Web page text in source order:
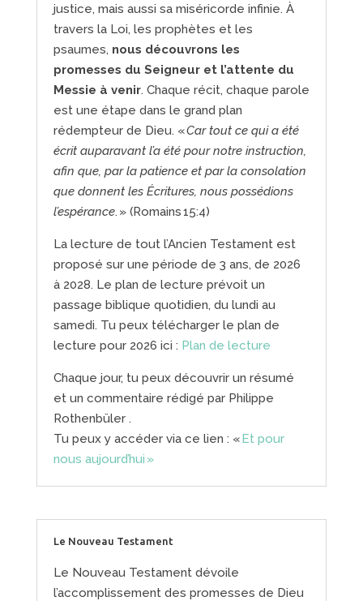
justice, mais aussi sa miséricorde infinie. À
travers la Loi, les prophètes et les
psaumes, nous découvrons les
promesses du Seigneur et l’attente du
Messie à venir. Chaque récit, chaque parole
est une étape dans le grand plan
rédempteur de Dieu. «Car tout ce qui a été
écrit auparavant l’a été pour notre instruction,
afin que, par la patience et par la consolation
que donnent les Écritures, nous possédions
l’espérance. » (Romains 15:4)
La lecture de tout l’Ancien Testament est
proposé sur une période de 3 ans, de 2026
à 2028. Le plan de lecture prévoit un
passage biblique quotidien, du lundi au
samedi. Tu peux télécharger le plan de
lecture pour 2026 ici : Plan de lecture
Chaque jour, tu peux découvrir un résumé
et un commentaire rédigé par Philippe
Rothenbüler .
Tu peux y accéder via ce lien : «Et pour
nous aujourd’hui »
Le Nouveau Testament
Le Nouveau Testament dévoile
l’accomplissement des promesses de Dieu